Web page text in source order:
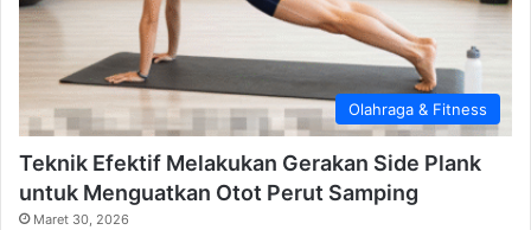
Olahraga & Fitness
Teknik Efektif Melakukan Gerakan Side Plank
untuk Menguatkan Otot Perut Samping
Maret 30, 2026